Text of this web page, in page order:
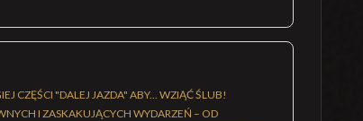
CZĘŚCI "DALEJ JAZDA" ABY... WZIĄĆ ŚLUB!
I ZASKAKUJĄCYCH WYDARZEŃ – OD